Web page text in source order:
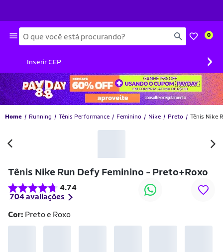
Busca 0
Inserir CEP ›
Home Running Tênis Performance Feminino Nike Preto Tênis Nike
Tênis Nike Run Defy Feminino - Preto+Roxo
4.74
704 avaliações
-10% OFF
Cor: Preto e Roxo